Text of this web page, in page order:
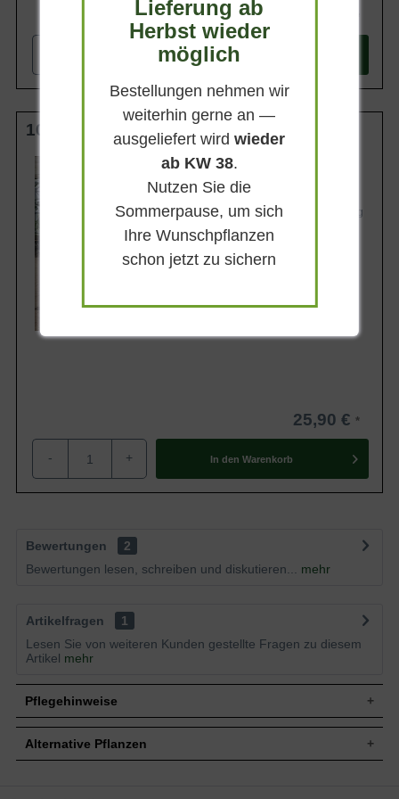
In den
100-150 cm C3
Wuchsendhöhe
Schwarz, groß und kegelförmig
Geschmack
25,90 €
- + In den Warenkorb
Bewertungen
2
Bewertungen lesen, schreiben und diskutieren...
mehr
Artikelfragen
1
Lesen Sie von weiteren Kunden gestellte Fragen zu diesem
Artikel mehr
Pflegehinweise
Pflanz- und Pflegetipps Rubus fruticosus
Alternative Pflanzen
Lieferung ab
Herbst wieder
möglich
Bestellungen nehmen wir
weiterhin gerne an —
ausgeliefert wirdwieder
ab KW 38.
Nutzen Sie die
Sommerpause, um sich
Ihre Wunschpflanzen
schon jetzt zu sichern